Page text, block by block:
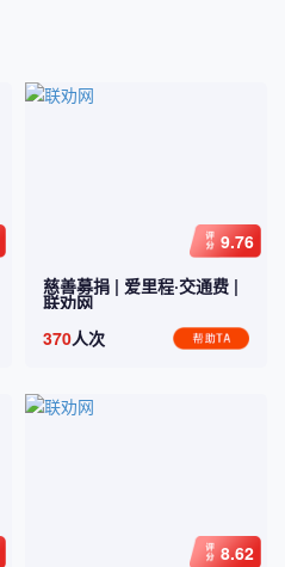
9.76
慈善募捐 | 爱里程·交通费|
联劝网
370人次
8.62